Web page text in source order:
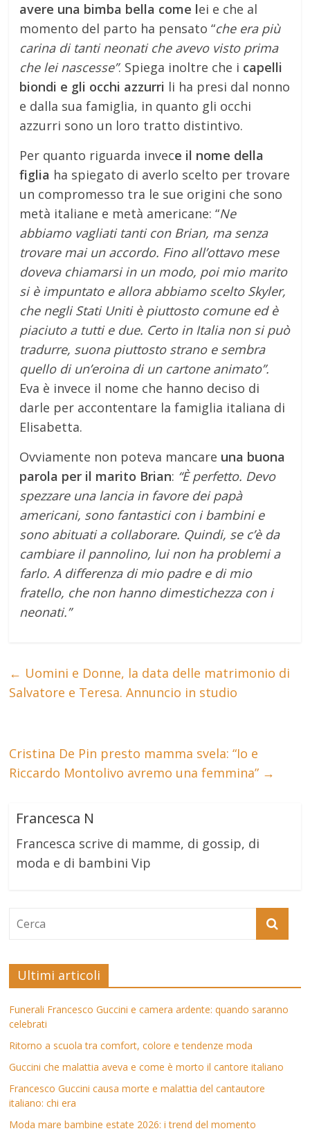
avere una bimba bella come lei e che al
momento del parto ha pensato “che era più
carina di tanti neonati che avevo visto prima
che lei nascesse”. Spiega inoltre che i capelli
biondi e gli occhi azzurri li ha presi dal nonno
e dalla sua famiglia, in quanto gli occhi
azzurri sono un loro tratto distintivo.
Per quanto riguarda invece il nome della
figlia ha spiegato di averlo scelto per trovare
un compromesso tra le sue origini che sono
metà italiane e metà americane: “Ne
abbiamo vagliati tanti con Brian, ma senza
trovare mai un accordo. Fino all’ottavo mese
doveva chiamarsi in un modo, poi mio marito
si è impuntato e allora abbiamo scelto Skyler,
che negli Stati Uniti è piuttosto comune ed è
piaciuto a tutti e due. Certo in Italia non si può
tradurre, suona piuttosto strano e sembra
quello di un’eroina di un cartone animato”.
Eva è invece il nome che hanno deciso di
darle per accontentare la famiglia italiana di
Elisabetta.
Ovviamente non poteva mancare una buona
parola per il marito Brian: “È perfetto. Devo
spezzare una lancia in favore dei papà
americani, sono fantastici con i bambini e
sono abituati a collaborare. Quindi, se c’è da
cambiare il pannolino, lui non ha problemi a
farlo. A differenza di mio padre e di mio
fratello, che non hanno dimestichezza con i
neonati.”
← Uomini e Donne, la data delle matrimonio di
Salvatore e Teresa. Annuncio in studio
Cristina De Pin presto mamma svela: “Io e
Riccardo Montolivo avremo una femmina” →
Francesca N
Francesca scrive di mamme, di gossip, di
moda e di bambini Vip
Ultimi articoli
Funerali Francesco Guccini e camera ardente: quando saranno
celebrati
Ritorno a scuola tra comfort, colore e tendenze moda
Guccini che malattia aveva e come è morto il cantore italiano
Francesco Guccini causa morte e malattia del cantautore
italiano: chi era
Moda mare bambine estate 2026: i trend del momento